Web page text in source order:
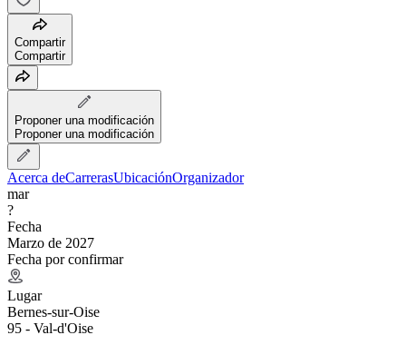
Compartir
Compartir
Proponer una modificación
Proponer una modificación
Acerca deCarrerasUbicaciónOrganizador
mar
?
Fecha
Marzo de 2027
Fecha por confirmar
Lugar
Bernes-sur-Oise
95 - Val-d'Oise